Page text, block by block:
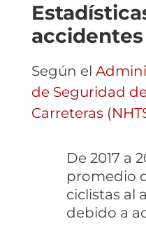
Según el
de Seguridad
Carreteras
De 2017 a
promedio
ciclistas al
debido a